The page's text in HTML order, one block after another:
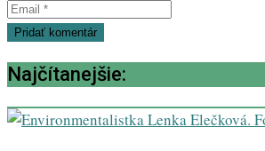
Najčítanejšie: